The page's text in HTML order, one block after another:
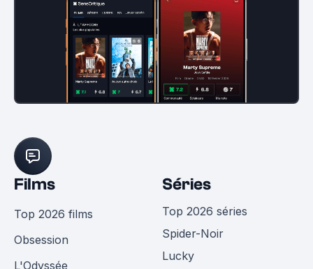
Films
Top 2026 films
Obsession
L'Odyssée
Séries
Top 2026 séries
Spider-Noir
Lucky